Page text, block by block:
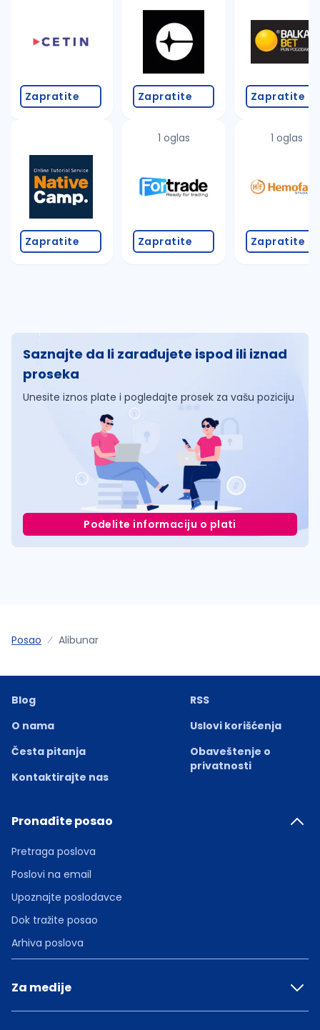
proverite pravopisne greške (koristite č, ć, š, đ,
povećajte radijus za odabrani grad
promenite odabrane filtere pretrage
Zapratite
Zapratite
Zapratite
1 oglas
Zapratite
Zapratite
1 oglas
Zapratite
Saznajte da li zarađujete ispod ili iznad
proseka
Unesite iznos plate i pogledajte prosek za vašu poziciju
Podelite informaciju o plati
Posao Alibunar
Blog
O nama
Česta pitanja
Kontaktirajte nas
RSS
Uslovi korišćenja
Obaveštenje o
privatnosti
Pronađite posao
Pretraga poslova
Poslovi na email
Upoznajte poslodavce
Dok tražite posao
Arhiva poslova
Za medije